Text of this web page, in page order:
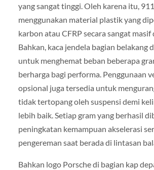
yang sangat tinggi. Oleh karena itu,
menggunakan material plastik yang
karbon atau CFRP secara sangat
Bahkan, kaca jendela bagian belakang
untuk menghemat beban beberapa
berharga bagi performa. Penggunaan
opsional juga tersedia untuk
tidak tertopang oleh suspensi demi
lebih baik. Setiap gram yang berhasil
peningkatan kemampuan akselerasi
pengereman saat berada di lintasan
Bahkan logo Porsche di bagian kap